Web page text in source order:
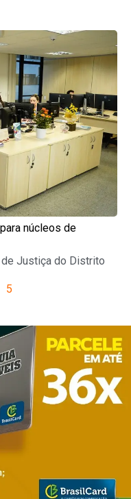
núcleos de
Justiça do Distrito
5